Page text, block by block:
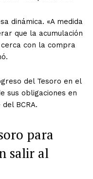
dinámica. «A medida
que la acumulación
con la compra
del Tesoro en el
sus obligaciones en
BCRA.
para
salir al